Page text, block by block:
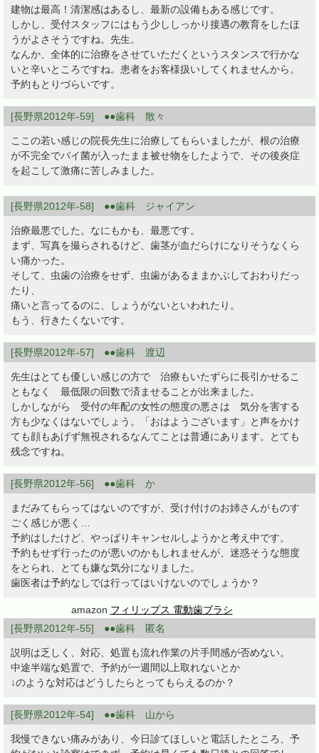
建物は最高！清潔感はあるし、最新の設備もある感じです。
しかし、受付スタッフにはもう少ししっかり接遇の教育をしたほ
うがよさそうですね。先生。
なんか、全体的に治療をさせていただくというスタンスで行かな
いと辛いところですね。患者をお客様扱いしてくれませんから。
予約もとりづらいです。
[長野県2012年-59] ●●歯科 散々
ここの若い感じの院長先生に治療してもらいましたが、根の治療
が不完全でバイ菌が入ったまま被せ物をしたようで、その後炎症
を起こして激痛に苦しみました。
[長野県2012年-58] ●●歯科 ジャイアン
治療最悪でした。なにもかも、最悪です。
まず、写真を撮らされるけど、歯茎が血だらけになりそうなくら
い痛かった。
そして、虫歯の治療をせず、虫歯があるままかぶしておわりだっ
たり、
痛いと言ってるのに、しょうがないといわれたり。
もう、行きたくないです。
[長野県2012年-57] ●●歯科 渡辺
先生はとても優しい感じの方で 治療もいたずらに長引かせるこ
ともなく 最低限の回数で済ませることが出来ました。
しかしながら 受付の年配の女性の態度の悪さは 気分を害する
方も少なくはないでしょう。「おはようございます」と声をかけ
ても顔もあげず無視されるなんてことは普通にあります。とても
残念ですね。
[長野県2012年-56] ●●歯科 か
まだみてもらってはないのですが、受け付けのお姉さんがものす
ごく感じが悪く…
予約はしたけど、やっぱりキャンセルしようかと考え中です。
予約もせず行ったのが悪いのかもしれませんが、迷惑そうな態度
をとられ、とても嫌な気分になりました。
歯医者は予約なしでは行ってはいけないのでしょうか？
amazon フィリップス 電動歯ブラシ
[長野県2012年-55] ●●歯科 匿名
説明は乏しく、対応、処置も流れ作業の片手間感が否めない。
中途半端な処置で、予約が一週間以上取れないとか
↓のような対応はどうしたらとってもらえるのか？
[長野県2012年-54] ●●歯科 山から
我慢できない痛みがあり、今日診てほしいと電話したところ、予